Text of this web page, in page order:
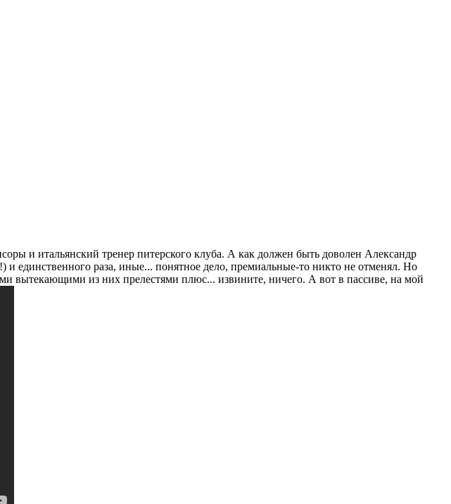
и итальянский тренер питерского клуба. А как должен быть доволен Александр
единственного раза, иные... понятное дело, премиальные-то никто не отменял. Но
вытекающими из них прелестями плюс... извините, ничего. А вот в пассиве, на мой